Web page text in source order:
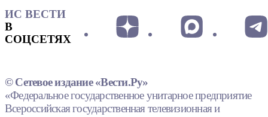
ИС ВЕСТИ
В
СОЦСЕТЯХ
© Сетевое издание «Вести.Ру»
«Федеральное государственное унитарное предприятие
Всероссийская государственная телевизионная и